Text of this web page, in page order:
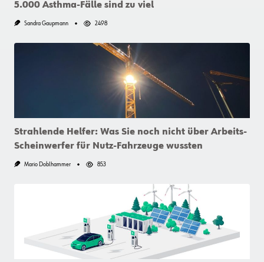
5.000 Asthma-Fälle sind zu viel
Sandra Gaupmann 2498
Strahlende Helfer: Was Sie noch nicht über Arbeits-
Scheinwerfer für Nutz-Fahrzeuge wussten
Mario Doblhammer 853